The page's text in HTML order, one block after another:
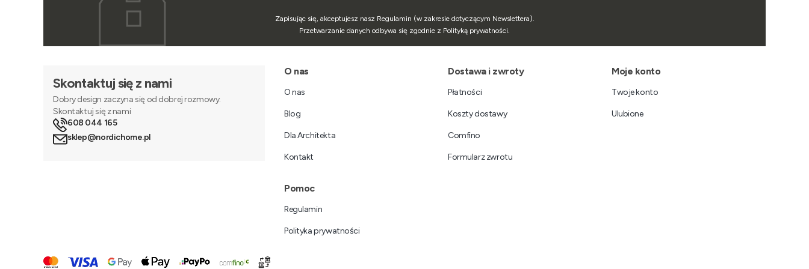
Zapisując się, akceptujesz nasz Regulamin (w zakresie dotyczącym Newslettera).
Przetwarzanie danych odbywa się zgodnie z Polityką prywatności.
Skontaktuj się z nami
Dobry design zaczyna się od dobrej rozmowy.
Skontaktuj się z nami
608 044 165
sklep@nordichome.pl
Linki w stopce
O nas
O nas
Blog
Dla Architekta
Kontakt
Dostawa i zwroty
Płatności
Koszty dostawy
Comfino
Formularz zwrotu
Moje konto
Twoje konto
Ulubione
Pomoc
Regulamin
Polityka prywatności